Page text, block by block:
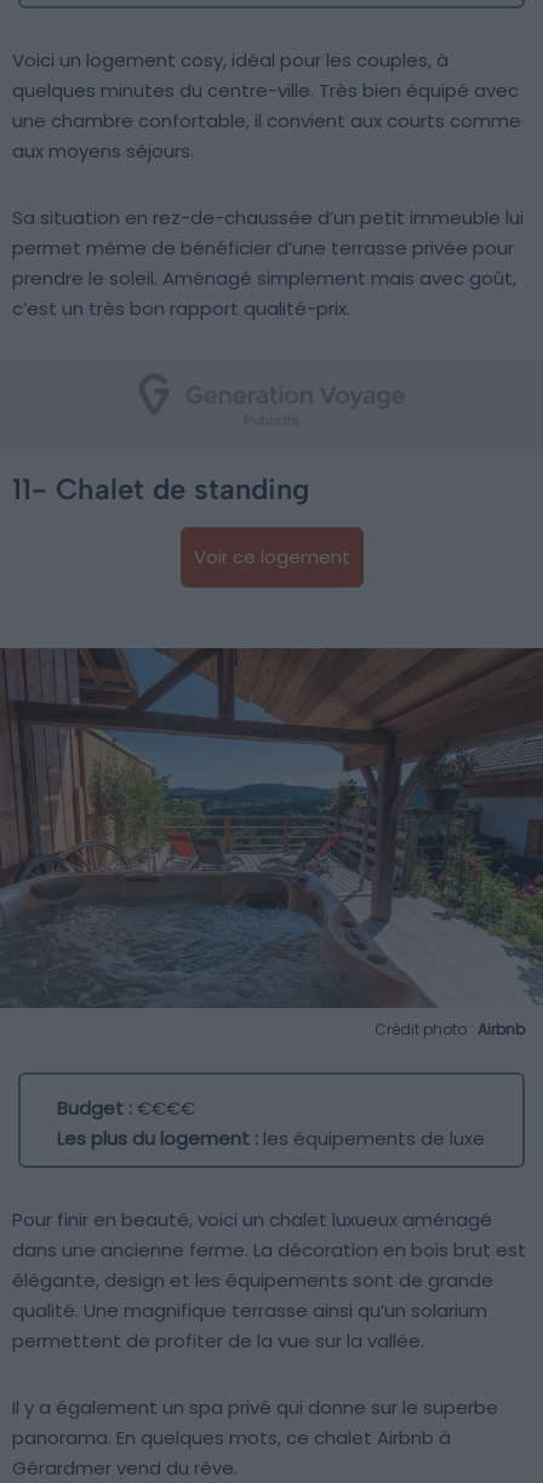
Voici un logement cosy, idéal pour les couples, à
quelques minutes du centre-ville. Très bien équipé avec
une chambre confortable, il convient aux courts comme
aux moyens séjours.
Sa situation en rez-de-chaussée d’un petit immeuble lui
permet même de bénéficier d’une terrasse privée pour
prendre le soleil. Aménagé simplement mais avec goût,
c’est un très bon rapport qualité-prix.
11- Chalet de standing
Voir ce logement
Crédit photo : Airbnb
Budget :€€€€
Les plus du logement : les équipements de luxe
Pour finir en beauté, voici un chalet luxueux aménagé
dans une ancienne ferme. La décoration en bois brut est
élégante, design et les équipements sont de grande
qualité. Une magnifique terrasse ainsi qu’un solarium
permettent de profiter de la vue sur la vallée.
Il y a également un spa privé qui donne sur le superbe
panorama. En quelques mots, ce chalet Airbnb à
Gérardmer vend du rêve.